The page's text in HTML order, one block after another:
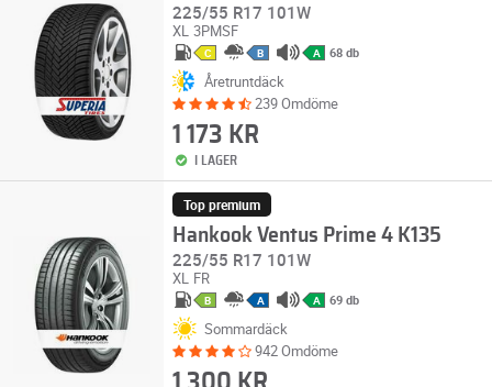
225/55 R17 101W
XL 3PMSF
C B A 68 db
Åretruntdäck
239 Omdöme
1 173 KR
I LAGER
Top premium
Hankook Ventus Prime 4 K135
225/55 R17 101W
XL FR
B A A 69 db
Sommardäck
942 Omdöme